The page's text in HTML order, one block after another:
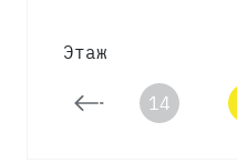
Этаж
15 14